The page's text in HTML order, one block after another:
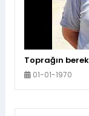
Toprağın
01-01-1970